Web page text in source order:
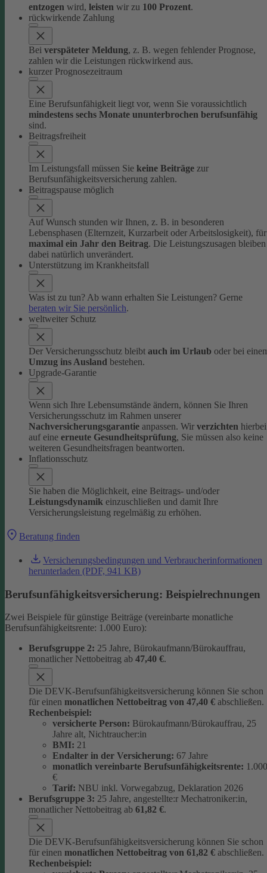
entzogen wird, leisten wir zu 100 Prozent.
rückwirkende Zahlung
Bei verspäteter Meldung, z. B. wegen fehlender Prognose,
zahlen wir die Leistungen rückwirkend aus.
kurzer Prognosezeitraum
Eine Berufsunfähigkeit liegt vor, wenn Sie voraussichtlich
mindestens sechs Monate ununterbrochen berufsunfähig
sind.
Beitragsfreiheit
Im Leistungsfall müssen Sie keine Beiträge zur
Berufsunfähigkeitsversicherung zahlen.
Beitragspause möglich
Auf Wunsch stunden wir Ihnen, z. B. in besonderen
Lebensphasen (Elternzeit, Kurzarbeit oder Arbeitslosigkeit), für
maximal ein Jahr den Beitrag. Die Leistungszusagen bleiben
dabei natürlich unverändert.
Unterstützung im Krankheitsfall
Was ist zu tun? Ab wann erhalten Sie Leistungen? Gerne
beraten wir Sie persönlich.
weltweiter Schutz
Der Versicherungsschutz bleibt auch im Urlaub oder bei
Umzug ins Ausland bestehen.
Upgrade-Garantie
Wenn sich Ihre Lebensumstände ändern, können Sie Ihren
Versicherungsschutz im Rahmen unserer
Nachversicherungsgarantie anpassen. Wir verzichten hierbei
auf eine erneute Gesundheitsprüfung, Sie müssen also keine
weiteren Gesundheitsfragen beantworten.
Inflationsschutz
Sie haben die Möglichkeit, eine Beitrags- und/oder
Leistungsdynamik einzuschließen und damit Ihre
Versicherungsleistung regelmäßig zu erhöhen.
Beratung finden
Versicherungsbedingungen und Verbraucherinformationen
herunterladen (PDF, 941 KB)
Berufsunfähigkeitsversicherung: Beispielrechnung en
Zwei Beispiele für günstige Beiträge (vereinbarte monatliche
Berufsunfähigkeitsrente: 1.000 Euro):
Berufsgruppe 2: 25 Jahre, Bürokaufmann/Bürokauffrau,
monatlicher Nettobeitrag ab 47,40 €.
Die DEVK-Berufsunfähigkeitsversicherung können Sie schon
für einen monatlichen Nettobeitrag von 47,40 € abschließen.
Rechenbeispiel:
versicherte Person: Bürokaufmann/Bürokauffrau, 25
Jahre alt, Nichtraucher:in
BMI: 21
Endalter in der Versicherung: 67 Jahre
monatlich vereinbarte Berufsunfähigkeitsrente: 1.000
€
Tarif: NBU inkl. Vorwegabzug, Deklaration 2026
Berufsgruppe 3: 25 Jahre, angestellte:r Mechatroniker:in,
monatlicher Nettobeitrag ab 61,82 €.
Die DEVK-Berufsunfähigkeitsversicherung können Sie schon
für einen monatlichen Nettobeitrag von 61,82 € abschließen.
Rechenbeispiel: